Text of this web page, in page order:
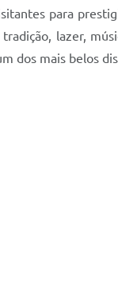
para
lazer,
dos mais belos